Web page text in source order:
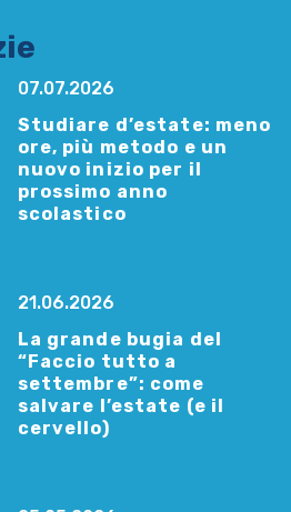
07.07.2026
Studiare d’estate: meno
ore, più metodo e un
nuovo inizio per il
prossimo anno
scolastico
21.06.2026
La grande bugia del
“Faccio tutto a
settembre”: come
salvare l’estate (e il
cervello)